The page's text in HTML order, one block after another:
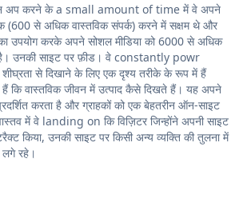
अप करने के a small amount of time में वे अपने
(600 से अधिक वास्तविक संपर्क) करने में सक्षम थे और
उपयोग करके अपने सोशल मीडिया को 6000 से अधिक
है। उनकी साइट पर फ़ीड। वे constantly powr
शीघ्रता से दिखाने के लिए एक दृश्य तरीके के रूप में हैं
कि वास्तविक जीवन में उत्पाद कैसे दिखते हैं। यह अपने
करता है और ग्राहकों को एक बेहतरीन ऑन-साइट
में वे landing on कि विज़िटर जिन्होंने अपनी साइट
किया, उनकी साइट पर किसी अन्य व्यक्ति की तुलना में
रहे।